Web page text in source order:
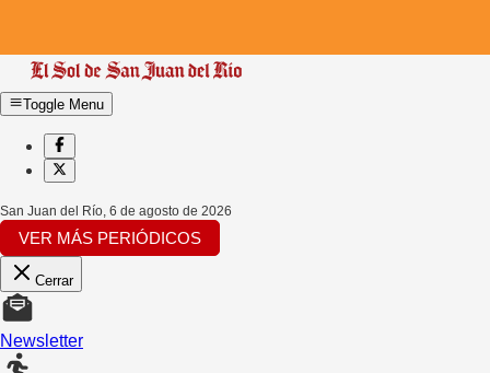
Toggle Menu
San Juan del Río, 6 de agosto de 2026
VER MÁS PERIÓDICOS
Cerrar
Newsletter